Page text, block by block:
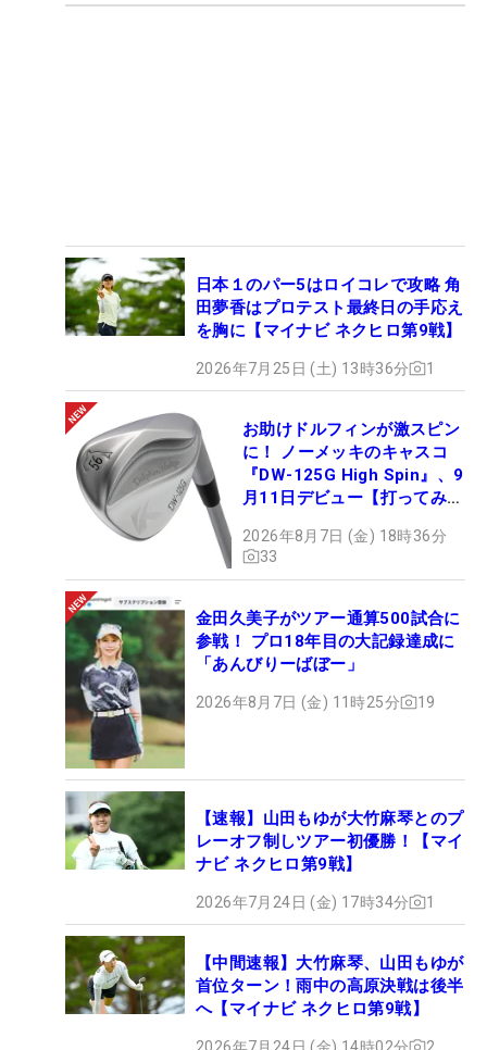
日本１のパー5はロイコレで攻略 角
田夢香はプロテスト最終日の手応え
を胸に【マイナビ ネクヒロ第9戦】
2026年7月25日 (土) 13時36分 1
お助けドルフィンが激スピン
に！ ノーメッキのキャスコ
『DW-125G High Spin』、9
月11日デビュー【打ってみ
2026年8月7日 (金) 18時36分
33
金田久美子がツアー通算500試合に
参戦！ プロ18年目の大記録達成に
「あんびりーばぼー」
2026年8月7日 (金) 11時25分 19
【速報】山田もゆが大竹麻琴とのプ
レーオフ制しツアー初優勝！【マイ
ナビ ネクヒロ第9戦】
2026年7月24日 (金) 17時34分 1
【中間速報】大竹麻琴、山田もゆが
首位ターン！雨中の高原決戦は後半
へ【マイナビ ネクヒロ第9戦】
2026年7月24日 (金) 14時02分 2